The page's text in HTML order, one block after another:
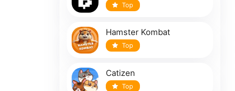
Top
Hamster Kombat
Top
Catizen
Top